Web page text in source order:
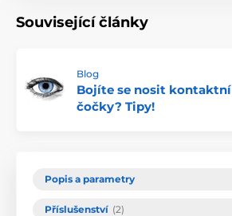
Související články
Blog
Bojíte se nosit kontaktní
čočky? Tipy!
Popis a parametry
Příslušenství (2)